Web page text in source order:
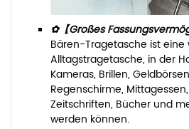
✿【Großes
Bären-Tragetasche ist eine
Alltagstragetasche, in der
Kameras, Brillen,
Regenschirme,
Zeitschriften, Bücher und
werden können.